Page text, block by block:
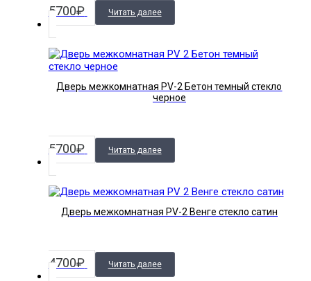
5700₽ Читать далее
Дверь межкомнатная PV-2 Бетон темный стекло
черное
5700₽ Читать далее
Дверь межкомнатная PV-2 Венге стекло сатин
4700₽ Читать далее